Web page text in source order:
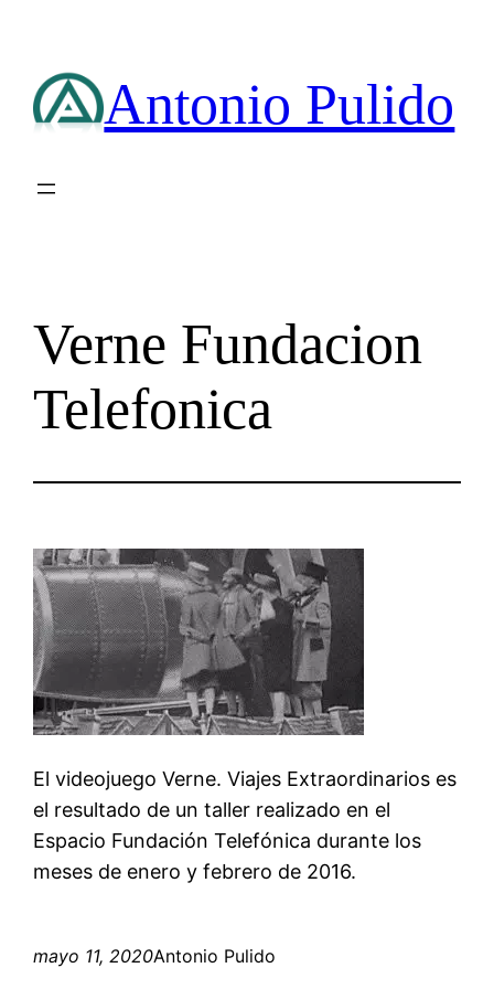
contenido Antonio Pulido
Verne Fundacion
Telefonica
El videojuego Verne. Viajes Extraordinarios es
el resultado de un taller realizado en el
Espacio Fundación Telefónica durante los
meses de enero y febrero de 2016.
mayo 11, 2020Antonio Pulido